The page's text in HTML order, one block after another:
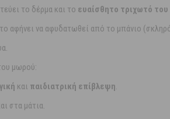
το δέρμα και το ευαίσθητο τριχωτό του
αφήνει να αφυδατωθεί από το μπάνιο
μωρού:
και παιδιατρική επίβλεψη.
στα μάτια.